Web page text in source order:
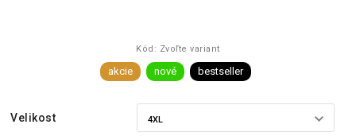
Kód: Zvoľte variant
akcie nové bestseller
Velikost